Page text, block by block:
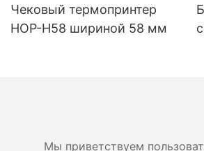
Чековый термопринтер
HOP-H58 шириной 58 мм
Мы приветствуем